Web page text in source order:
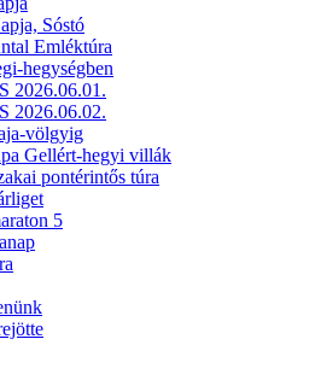
Sóstó
Emléktúra
hegységben
2026.06.01.
2026.06.02.
völgyig
Gellért-hegyi villák
pontérintős túra
5